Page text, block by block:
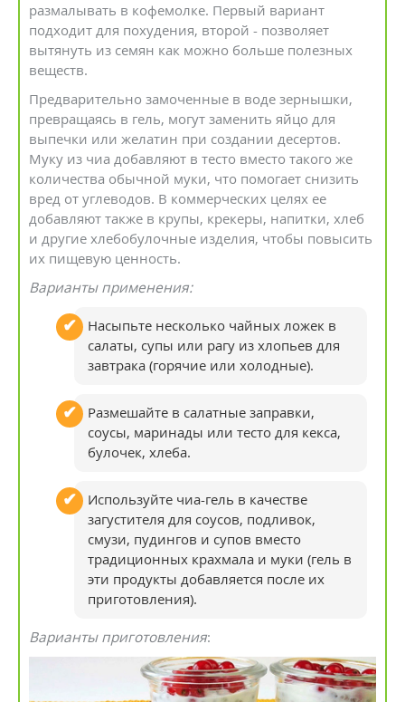
размалывать в кофемолке. Первый вариант
подходит для похудения, второй - позволяет
вытянуть из семян как можно больше полезных
веществ.
Предварительно замоченные в воде зернышки,
превращаясь в гель, могут заменить яйцо для
выпечки или желатин при создании десертов.
Муку из чиа добавляют в тесто вместо такого же
количества обычной муки, что помогает снизить
вред от углеводов. В коммерческих целях ее
добавляют также в крупы, крекеры, напитки, хлеб
и другие хлебобулочные изделия, чтобы повысить
их пищевую ценность.
Варианты применения:
Насыпьте несколько чайных ложек в
салаты, супы или рагу из хлопьев для
завтрака (горячие или холодные).
Размешайте в салатные заправки,
соусы, маринады или тесто для кекса,
булочек, хлеба.
Используйте чиа-гель в качестве
загустителя для соусов, подливок,
смузи, пудингов и супов вместо
традиционных крахмала и муки (гель в
эти продукты добавляется после их
приготовления).
Варианты приготовления: